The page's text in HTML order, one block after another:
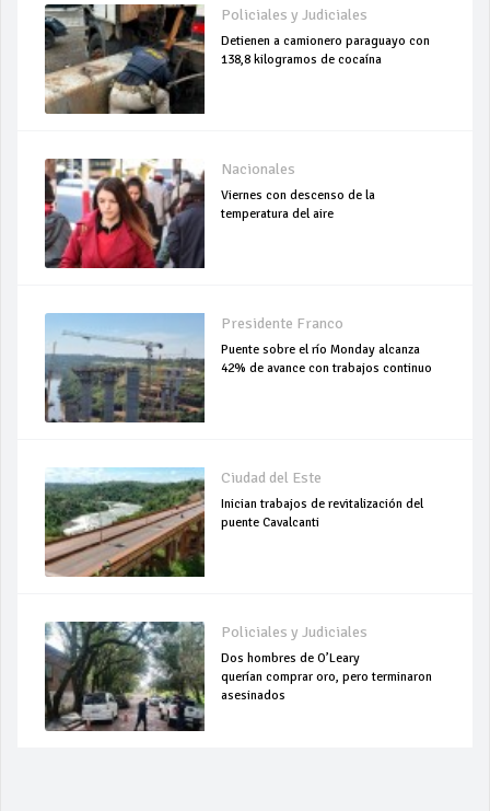
Policiales y Judiciales
Detienen a camionero paraguayo con
138,8 kilogramos de cocaína
Nacionales
Viernes con descenso de la
temperatura del aire
Presidente Franco
Puente sobre el río Monday alcanza
42% de avance con trabajos continuo
Ciudad del Este
Inician trabajos de revitalización del
puente Cavalcanti
Policiales y Judiciales
Dos hombres de O’Leary
querían comprar oro, pero terminaron
asesinados